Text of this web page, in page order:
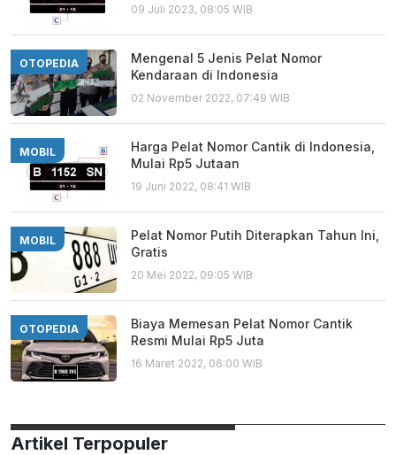
09 Juli 2023, 08:05 WIB
OTOPEDIA
Mengenal 5 Jenis Pelat Nomor
Kendaraan di Indonesia
02 November 2022, 07:49 WIB
MOBIL
Harga Pelat Nomor Cantik di Indonesia,
Mulai Rp5 Jutaan
19 Juni 2022, 08:41 WIB
MOBIL
Pelat Nomor Putih Diterapkan Tahun Ini,
Gratis
20 Mei 2022, 09:05 WIB
OTOPEDIA
Biaya Memesan Pelat Nomor Cantik
Resmi Mulai Rp5 Juta
16 Maret 2022, 06:00 WIB
Artikel Terpopuler